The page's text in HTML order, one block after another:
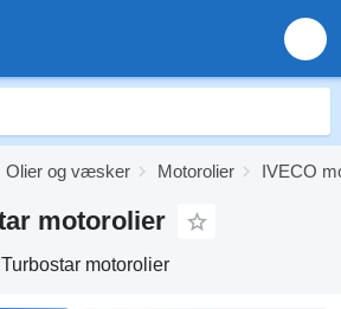
Olier og væsker Motorolier IVECO
motorolier
motorolier